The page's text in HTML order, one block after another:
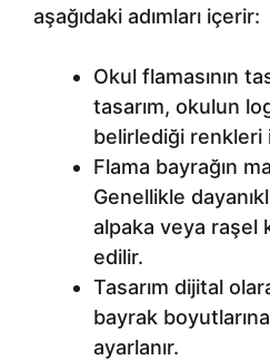
aşağıdaki adımları içerir:
Okul flamasının
tasarım, okulun
belirlediği renkleri
Flama bayrağın
Genellikle
alpaka veya raşel
edilir.
Tasarım dijital
bayrak
ayarlanır.